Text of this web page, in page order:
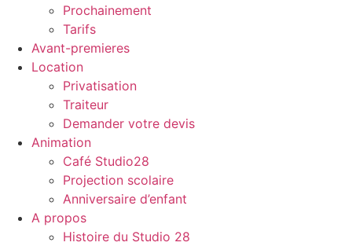
Prochainement
Tarifs
Avant-premieres
Location
Privatisation
Traiteur
Demander votre devis
Animation
Café Studio28
Projection scolaire
Anniversaire d’enfant
A propos
Histoire du Studio 28